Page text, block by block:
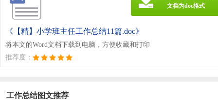
《【精】小学班主任工作总结11篇.doc》
将本文的Word文档下载到电脑，方便收藏和打印
推荐度：
文档为doc格式
工作总结图文推荐